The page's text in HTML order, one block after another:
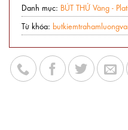
Danh mục: BÚT THỬ Vàng -
Từ khóa: